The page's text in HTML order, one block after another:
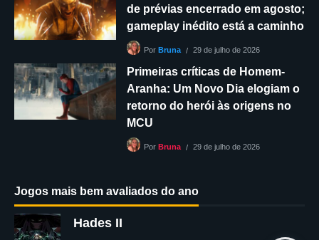
de prévias encerrado em agosto;
gameplay inédito está a caminho
Por Bruna 29 de julho de 2026
Primeiras críticas de Homem-
Aranha: Um Novo Dia elogiam o
retorno do herói às origens no
MCU
Por Bruna 29 de julho de 2026
Jogos mais bem avaliados do ano
Hades II